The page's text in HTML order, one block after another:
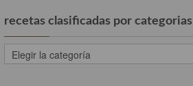
recetas clasificadas por categorias
recetas
clasificadas